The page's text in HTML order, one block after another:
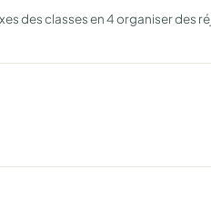
des classes en 4 organiser des